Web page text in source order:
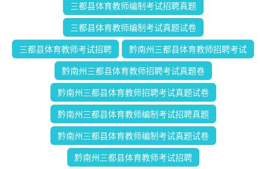
三都县体育教师编制考试招聘真题
三都县体育教师编制考试真题试卷
三都县体育教师考试招聘 黔南州三都县体育教师招聘考试
黔南州三都县体育教师招聘考试真题卷
黔南州三都县体育教师招聘考试真题试卷
黔南州三都县体育教师编制考试招聘真题
黔南州三都县体育教师编制考试真题试卷
黔南州三都县体育教师考试招聘